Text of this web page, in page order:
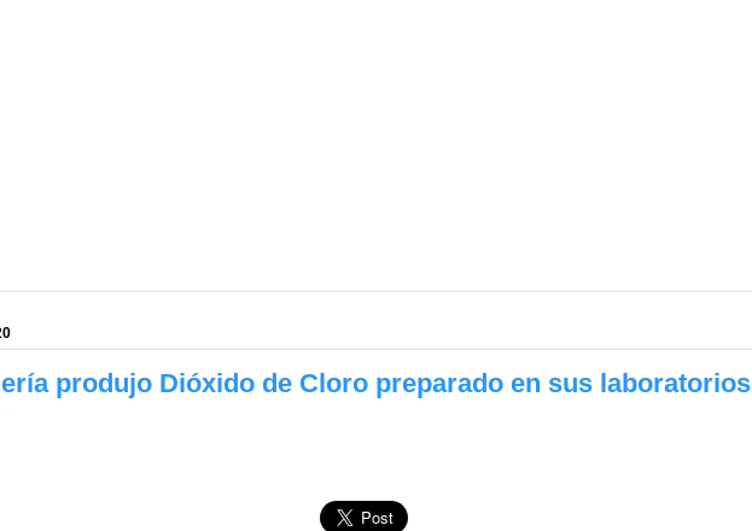
produjo Dióxido de Cloro preparado en sus laboratorios